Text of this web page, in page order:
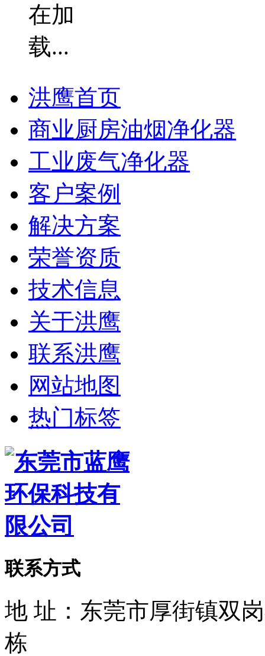
洪鹰首页
商业厨房油烟净化器
工业废气净化器
客户案例
解决方案
荣誉资质
技术信息
关于洪鹰
联系洪鹰
网站地图
热门标签
联系方式
地 址：东莞市厚街镇双
栋